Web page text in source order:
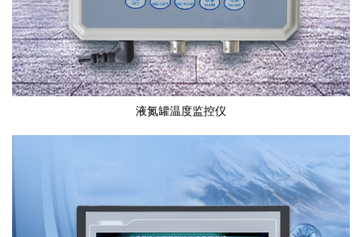
液氮罐温度监控仪